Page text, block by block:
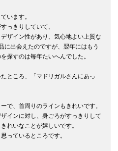
います。
っきりしていて、
ザイン性があり、気心地よい上質な
に出会えたのですが、翌年にはもう
探すのは毎年たいへんでした。
ところ、「マドリガルさんにあっ
で、首周りのラインもきれいです。
インに対し、身ごろがすっきりして
れいなことが嬉しいです。
っているところです。